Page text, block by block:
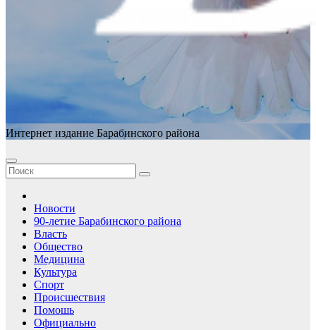
Интернет издание Барабинского района
Новости
90-летие Барабинского района
Власть
Общество
Медицина
Культура
Спорт
Происшествия
Помошь
Официально